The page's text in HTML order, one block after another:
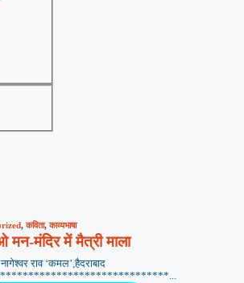
,कविता,काव्यभाषा
मन-मंदिर में मैत्री माला
राव ‘कमल’,हैदराबाद